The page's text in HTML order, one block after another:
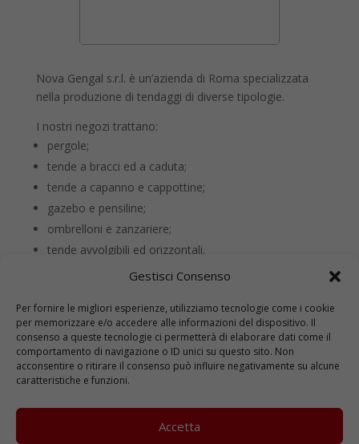
Gestisci Consenso
Per fornire le migliori esperienze, utilizziamo tecnologie come i cookie
per memorizzare e/o accedere alle informazioni del dispositivo. Il
consenso a queste tecnologie ci permetterà di elaborare dati come il
comportamento di navigazione o ID unici su questo sito. Non
acconsentire o ritirare il consenso può influire negativamente su alcune
caratteristiche e funzioni.
Accetta
Nova Gengal s.r.l. è un’azienda di Roma specializzata
nella produzione di tendaggi di diverse tipologie.
I nostri negozi trattano:
pergole;
tende a bracci ed a caduta;
tende a capanno e cappottine;
gazebo e pensiline;
ombrelloni e zanzariere;
tende avvolgibili ed orizzontali.